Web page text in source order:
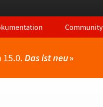
Community
15.0. Das ist neu»